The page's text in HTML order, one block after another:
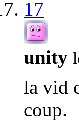
17
unity
la vid
coup.